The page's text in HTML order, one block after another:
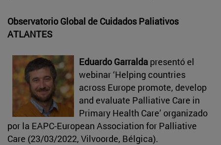
Observatorio Global de Cuidados Paliativos
ATLANTES
Eduardo Garralda presentó el
webinar ‘Helping countries
across Europe promote, develop
and evaluate Palliative Care in
Primary Health Care’ organizado
por la EAPC-European Association for Palliative
Care (23/03/2022, Vilvoorde, Bélgica).